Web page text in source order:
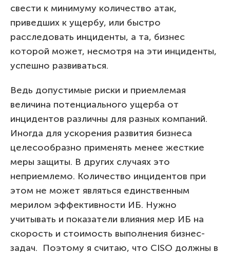
свести к минимуму количество атак,
приведших к ущербу, или быстро
расследовать инциденты, а та, бизнес
которой может, несмотря на эти инциденты,
успешно развиваться.
Ведь допустимые риски и приемлемая
величина потенциального ущерба от
инцидентов различны для разных компаний.
Иногда для ускорения развития бизнеса
целесообразно применять менее жесткие
меры защиты. В других случаях это
неприемлемо. Количество инцидентов при
этом не может являться единственным
мерилом эффективности ИБ. Нужно
учитывать и показатели влияния мер ИБ на
скорость и стоимость выполнения бизнес-
задач. Поэтому я считаю, что CISO должны в